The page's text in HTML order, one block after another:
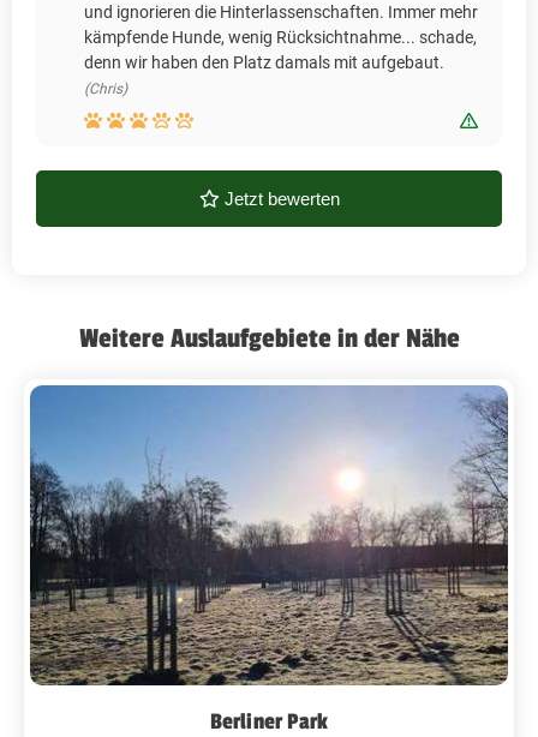
und ignorieren die Hinterlassenschaften. Immer mehr
kämpfende Hunde, wenig Rücksichtnahme... schade,
denn wir haben den Platz damals mit aufgebaut.
(Chris)
Jetzt bewerten
Weitere Auslaufgebiete in der Nähe
Berliner Park